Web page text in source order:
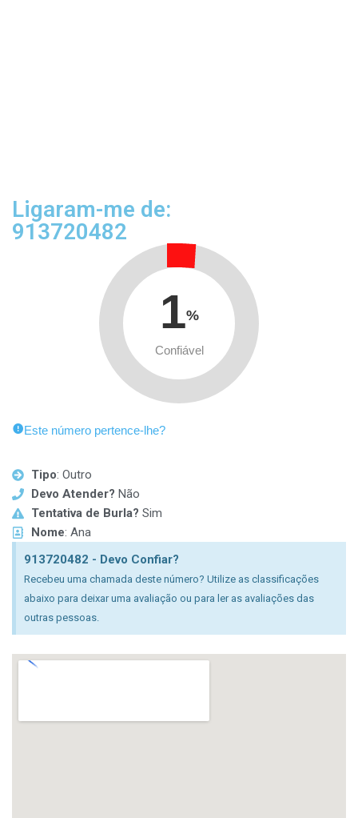
Ligaram-me de:
913720482
1%
Confiável
Este número pertence-lhe?
Tipo: Outro
Devo Atender? Não
Tentativa de Burla? Sim
Nome: Ana
913720482 - Devo Confiar?
Recebeu uma chamada deste número? Utilize as classificações
abaixo para deixar uma avaliação ou para ler as avaliações das
outras pessoas.